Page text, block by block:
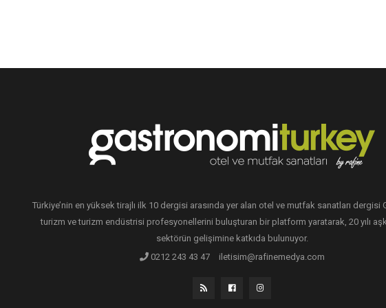
Türkiye’nin en yüksek tirajlı ilk 10 dergisi arasında yer alan otel ve mutfak sanatları dergisi
turizm ve turizm endüstrisi profesyonellerini buluşturan bir platform yaratarak, 20 yılı
sektörün gelişimine katkıda bulunuyor.
0212 243 43 47
iletisim@rafinemedya.com